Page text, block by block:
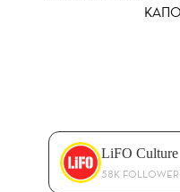
LiFO Culture
58K